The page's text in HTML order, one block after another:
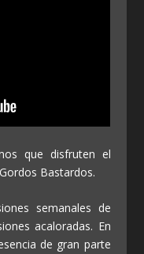
que disfruten el
Bastardos.
semanales de
acaloradas. En
de gran parte